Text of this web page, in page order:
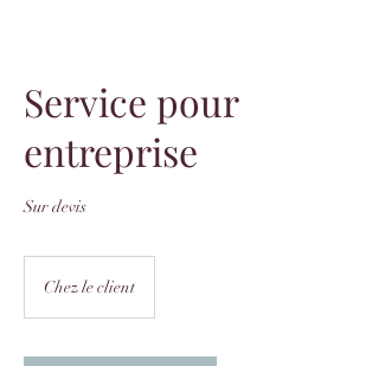
Service pour
entreprise
Sur devis
Chez le client